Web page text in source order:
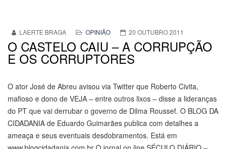
LAERTE BRAGA OPINIÃO 20 OUTUBRO 2011
O CASTELO CAIU – A CORRUPÇÃO
E OS CORRUPTORES
O ator José de Abreu avisou via Twitter que Roberto Civita,
mafioso e dono de VEJA – entre outros lixos – disse a lideranças
do PT que vai derrubar o governo de Dilma Roussef. O BLOG DA
CIDADANIA de Eduardo Guimarães publica com detalhes a
ameaça e seus eventuais desdobramentos. Está em